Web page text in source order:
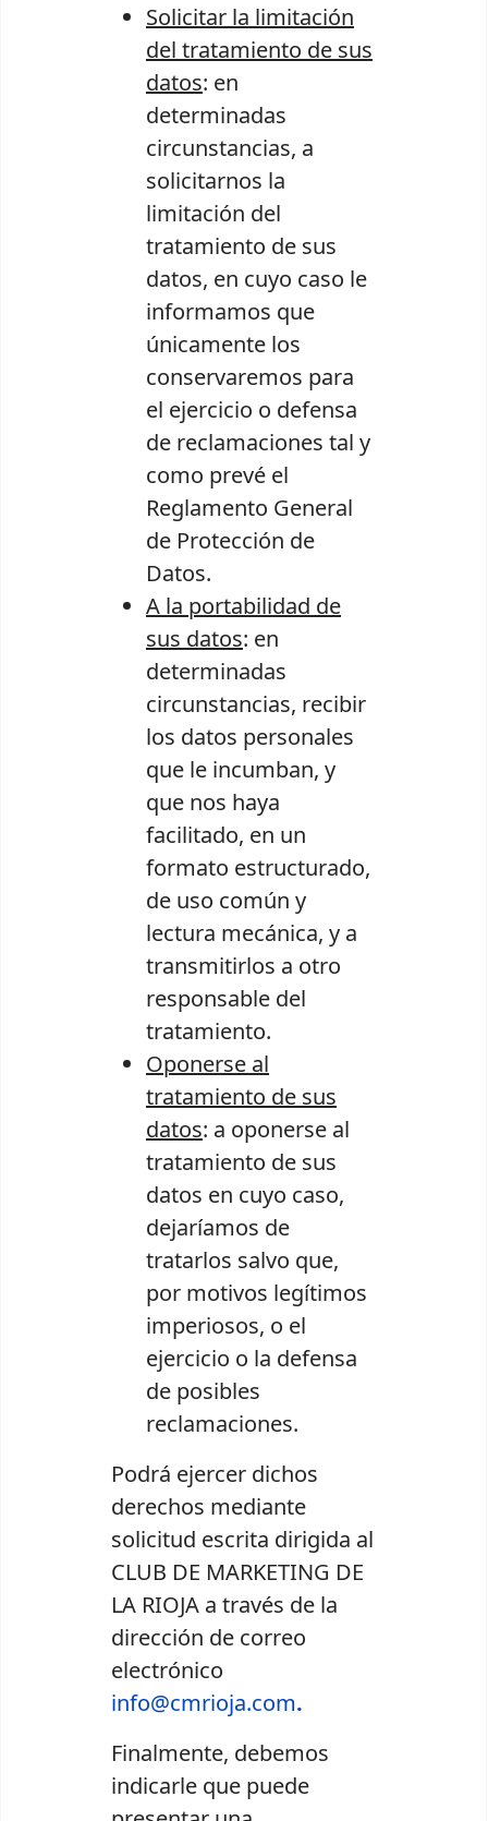
Solicitar la limitación
del tratamiento de sus
datos: en
determinadas
circunstancias, a
solicitarnos la
limitación del
tratamiento de sus
datos, en cuyo caso le
informamos que
únicamente los
conservaremos para
el ejercicio o defensa
de reclamaciones tal y
como prevé el
Reglamento General
de Protección de
Datos.
A la portabilidad de
sus datos: en
determinadas
circunstancias, recibir
los datos personales
que le incumban, y
que nos haya
facilitado, en un
formato estructurado,
de uso común y
lectura mecánica, y a
transmitirlos a otro
responsable del
tratamiento.
Oponerse al
tratamiento de sus
datos: a oponerse al
tratamiento de sus
datos en cuyo caso,
dejaríamos de
tratarlos salvo que,
por motivos legítimos
imperiosos, o el
ejercicio o la defensa
de posibles
reclamaciones.
Podrá ejercer dichos
derechos mediante
solicitud escrita dirigida al
CLUB DE MARKETING DE
LA RIOJA a través de la
dirección de correo
electrónico
info@cmrioja.com.
Finalmente, debemos
indicarle que puede